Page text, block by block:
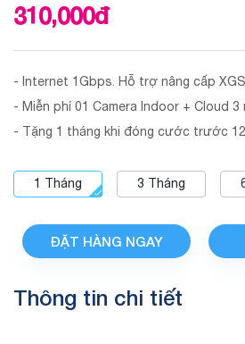
310,000đ
- Internet 1Gbps. Hỗ trợ nâng cấp
- Miễn phí 01 Camera Indoor + Cloud 3
- Tặng 1 tháng khi đóng cước trước 12
1 Tháng 3 Tháng
ĐẶT HÀNG NGAY
Thông tin chi tiết